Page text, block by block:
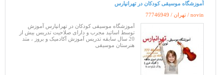
آموزشگاه موسیقی کودکان در تهرانپارس
novin / تهران /
77746949
آموزشگاه موسیقی کودکان در تهرانپارس آموزش
توسط اساتید مجرب و دارای صلاحیت تدریس بیش از
20 سال سابقه تدریس آموزش آکادمیک و بروز ، متد
هنرستان موسیقی